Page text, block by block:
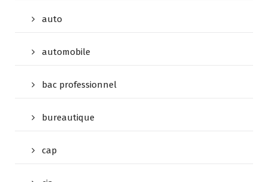
auto
automobile
bac professionnel
bureautique
cap